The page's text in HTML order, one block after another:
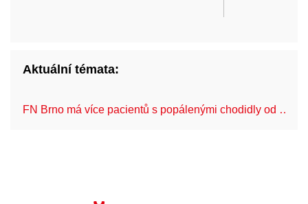
Aktuální témata:
FN Brno má více pacientů s popálenými chodidly od …